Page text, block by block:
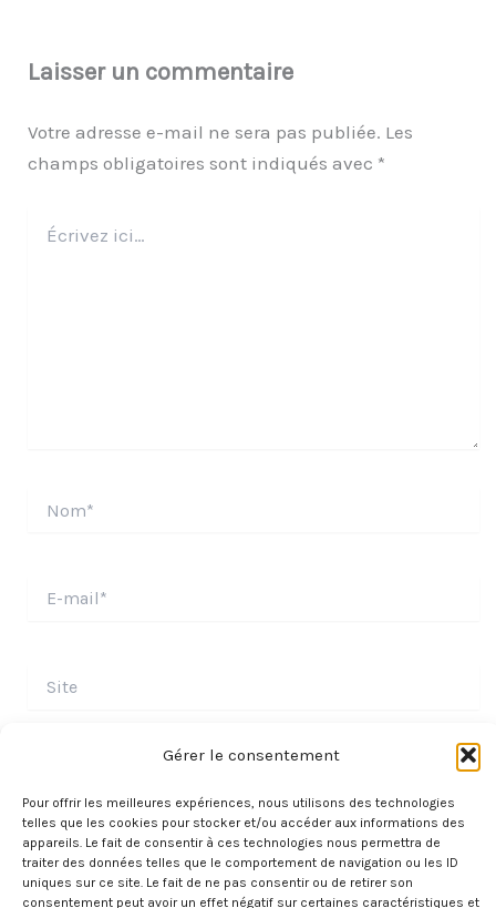
Gérer le consentement
Pour offrir les meilleures expériences, nous utilisons des technologies
telles que les cookies pour stocker et/ou accéder aux informations des
appareils. Le fait de consentir à ces technologies nous permettra de
traiter des données telles que le comportement de navigation ou les ID
uniques sur ce site. Le fait de ne pas consentir ou de retirer son
consentement peut avoir un effet négatif sur certaines caractéristiques et
Laisser un commentaire
Votre adresse e-mail ne sera pas publiée. Les
champs obligatoires sont indiqués avec *
ici…
mail*